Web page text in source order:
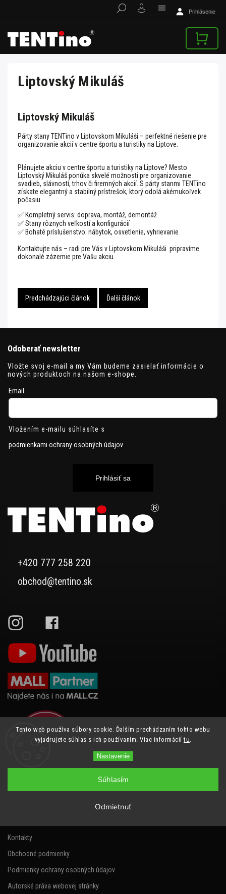
Tento web používa súbory cookie. Ďalším prechádzaním tohto webu
vyjadrujete súhlas s ich používaním. Viac informáciítu.
Nastavenie
Odmietnuť
Súhlasím
Prihlásenie
Liptovský Mikuláš
Liptovský Mikuláš
Párty stany TENTino v Liptovskom Mikuláši – perfektné riešenie pre
organizovanie akcií v centre športu a turistiky na Liptove.
Plánujete akciu v centre športu a turistiky na Liptove? Mesto
Liptovský Mikuláš ponúka skvelé možnosti pre organizovanie
svadieb, slávností, trhov či firemných akcií. S párty stanmi TENTino
získate elegantný a stabilný prístrešok, ktorý odolá akémukoľvek
počasiu.
✅ Kompletný servis: doprava, montáž, demontáž
✅ Stany rôznych veľkostí a konfigurácií
✅ Bohaté príslušenstvo: nábytok, osvetlenie, vyhrievanie
Kontaktujte nás – radi pre Vás v Liptovskom Mikuláši pripravíme
dokonalé zázemie pre Vašu akciu.
Predchádzajúci článok Ďalší článok
Odoberať newsletter
Vložte svoj e-mail a my Vám budeme zasielať informácie o
nových produktoch na našom e-shope.
Email
Vložením e-mailu súhlasíte s
podmienkami ochrany osobných údajov
Prihlásiť sa
+420 777 258 220
obchod@tentino.sk
Kontakty
Obchodné podmienky
Podmienky ochrany osobných údajov
Autorské práva webovej stránky